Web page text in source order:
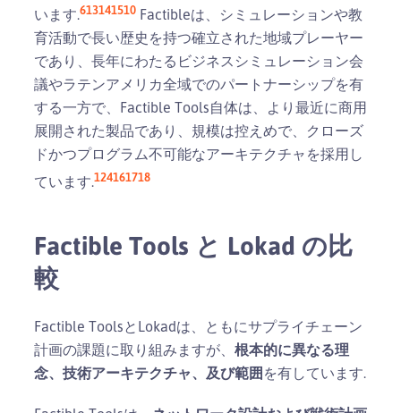
います.613141510 Factibleは、シミュレーションや教
育活動で長い歴史を持つ確立された地域プレーヤー
であり、長年にわたるビジネスシミュレーション会
議やラテンアメリカ全域でのパートナーシップを有
する一方で、Factible Tools自体は、より最近に商用
展開された製品であり、規模は控えめで、クローズ
ドかつプログラム不可能なアーキテクチャを採用し
ています.124161718
Factible Tools と Lokad の比
較
Factible ToolsとLokadは、ともにサプライチェーン
計画の課題に取り組みますが、 根本的に異なる理
念、技術アーキテクチャ、及び範囲 を有しています.